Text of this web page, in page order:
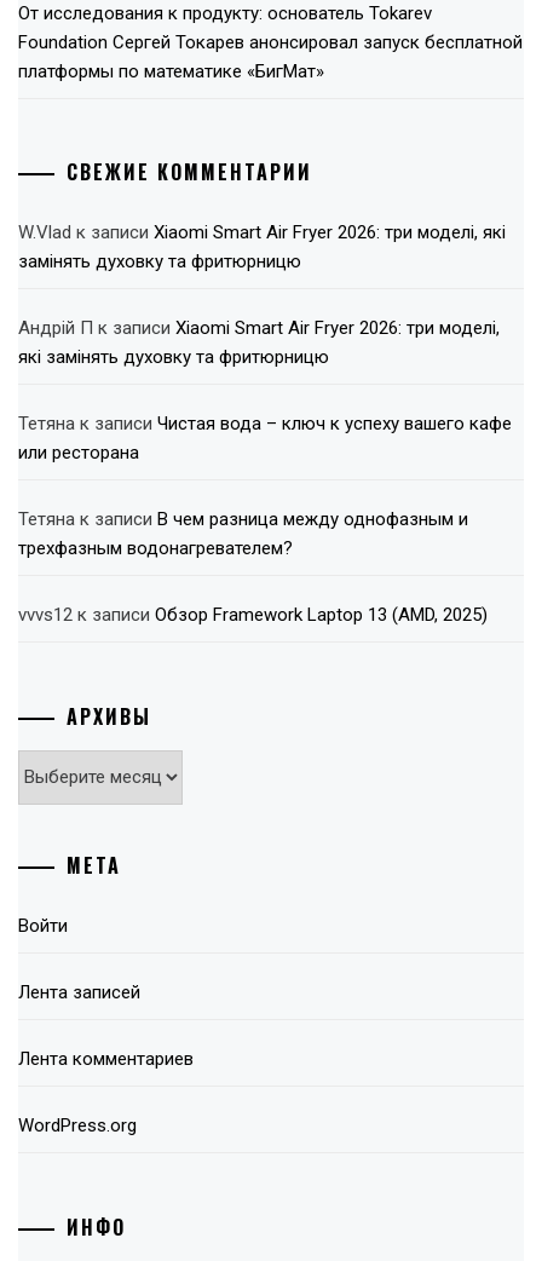
От исследования к продукту: основатель Tokarev
Foundation Сергей Токарев анонсировал запуск бесплатной
платформы по математике «БигМат»
СВЕЖИЕ КОММЕНТАРИИ
W.Vlad к записи Xiaomi Smart Air Fryer 2026: три моделі, які
замінять духовку та фритюрницю
Андрій П к записи Xiaomi Smart Air Fryer 2026: три моделі,
які замінять духовку та фритюрницю
Тетяна к записи Чистая вода – ключ к успеху вашего кафе
или ресторана
Тетяна к записи В чем разница между однофазным и
трехфазным водонагревателем?
vvvs12 к записи Обзор Framework Laptop 13 (AMD, 2025)
АРХИВЫ
Архивы
МЕТА
Войти
Лента записей
Лента комментариев
WordPress.org
ИНФО